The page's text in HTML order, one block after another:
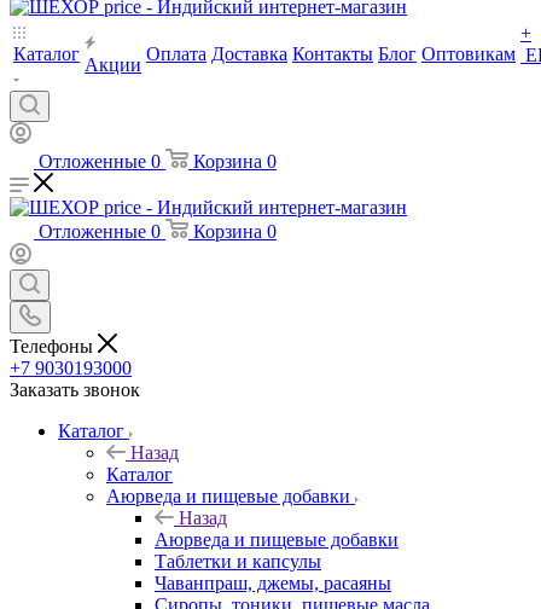
Каталог
Акции
Оплата Доставка Контакты Блог Оптовикам
+
Отложенные 0 Корзина 0
Отложенные 0 Корзина 0
Телефоны
+7 9030193000
Заказать звонок
Каталог
Назад
Каталог
Аюрведа и пищевые добавки
Назад
Аюрведа и пищевые добавки
Таблетки и капсулы
Чаванпраш, джемы, расаяны
Сиропы, тоники, пищевые масла